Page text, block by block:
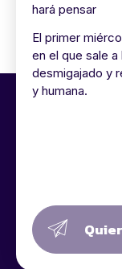
hará pensar
El primer
en el que sale
desmigajado y
y humana.